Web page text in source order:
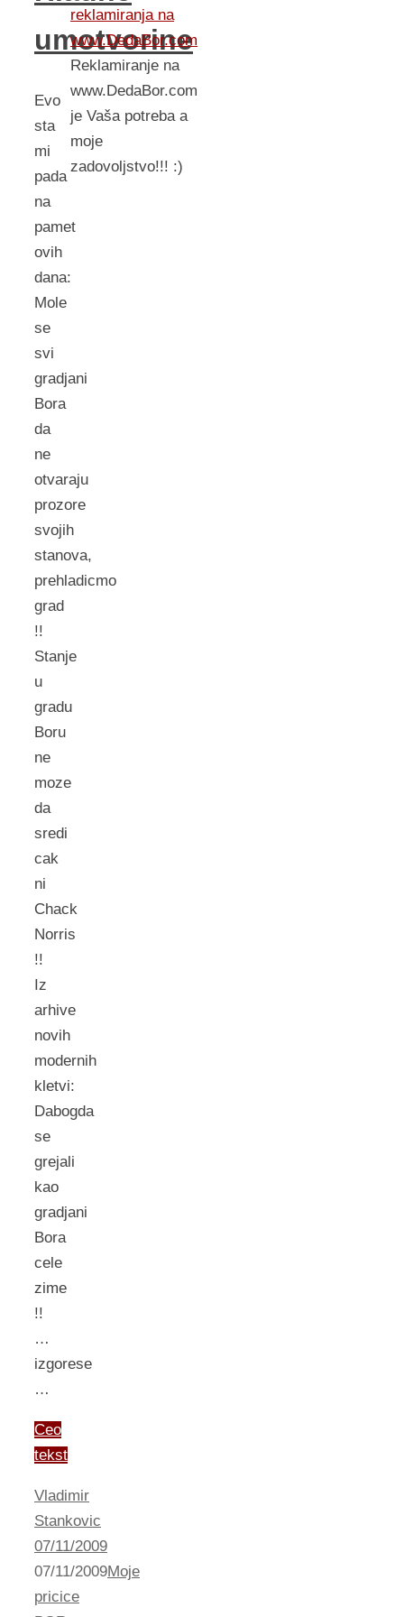
umotvorine
Evo
sta
mi
pada
na
pamet
ovih
dana:
Mole
se
svi
gradjani
Bora
da
ne
otvaraju
prozore
svojih
stanova,
prehladicmo
grad
!!
Stanje
u
gradu
Boru
ne
moze
da
sredi
cak
ni
Chack
Norris
!!
Iz
arhive
novih
modernih
kletvi:
Dabogda
se
grejali
kao
gradjani
Bora
cele
zime
!!
…
izgorese
…
Ceo
tekst
Vladimir
Stankovic
07/11/2009
07/11/2009Moje
pricice
reklamiranja na
www.DedaBor.com
Reklamiranje na
www.DedaBor.com
je Vaša potreba a
moje
zadovoljstvo!!! :)